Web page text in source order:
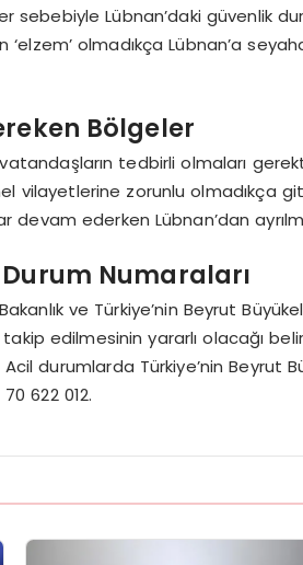
sebebiyle Lübnan’daki güvenlik
‘elzem’ olmadıkça Lübnan’a
Bölgeler
tedbirli olmaları
vilayetlerine zorunlu olmadıkça
devam ederken Lübnan’dan
Numaraları
ve Türkiye’nin Beyrut
edilmesinin yararlı olacağı
durumlarda Türkiye’nin Beyrut
622 012.